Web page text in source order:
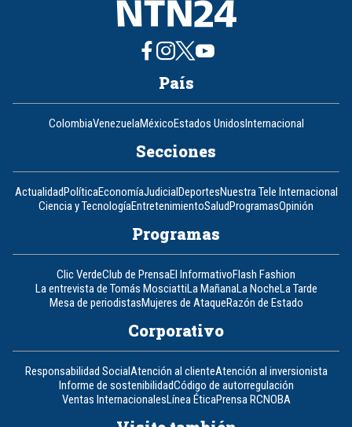
País
ColombiaVenezuelaMéxicoEstados UnidosInternacional
Secciones
ActualidadPolíticaEconomíaJudicialDeportesNuestra Tele Internacional
Ciencia y TecnologíaEntretenimientoSaludProgramasOpinión
Programas
Clic VerdeClub de PrensaEl InformativoFlash Fashion
La entrevista de Tomás MosciattiLa MañanaLa NocheLa Tarde
Mesa de periodistasMujeres de AtaqueRazón de Estado
Corporativo
Responsabilidad SocialAtención al clienteAtención al inversionista
Informe de sostenibilidadCódigo de autorregulación
Ventas InternacionalesLínea ÉticaPrensa RCNOBA